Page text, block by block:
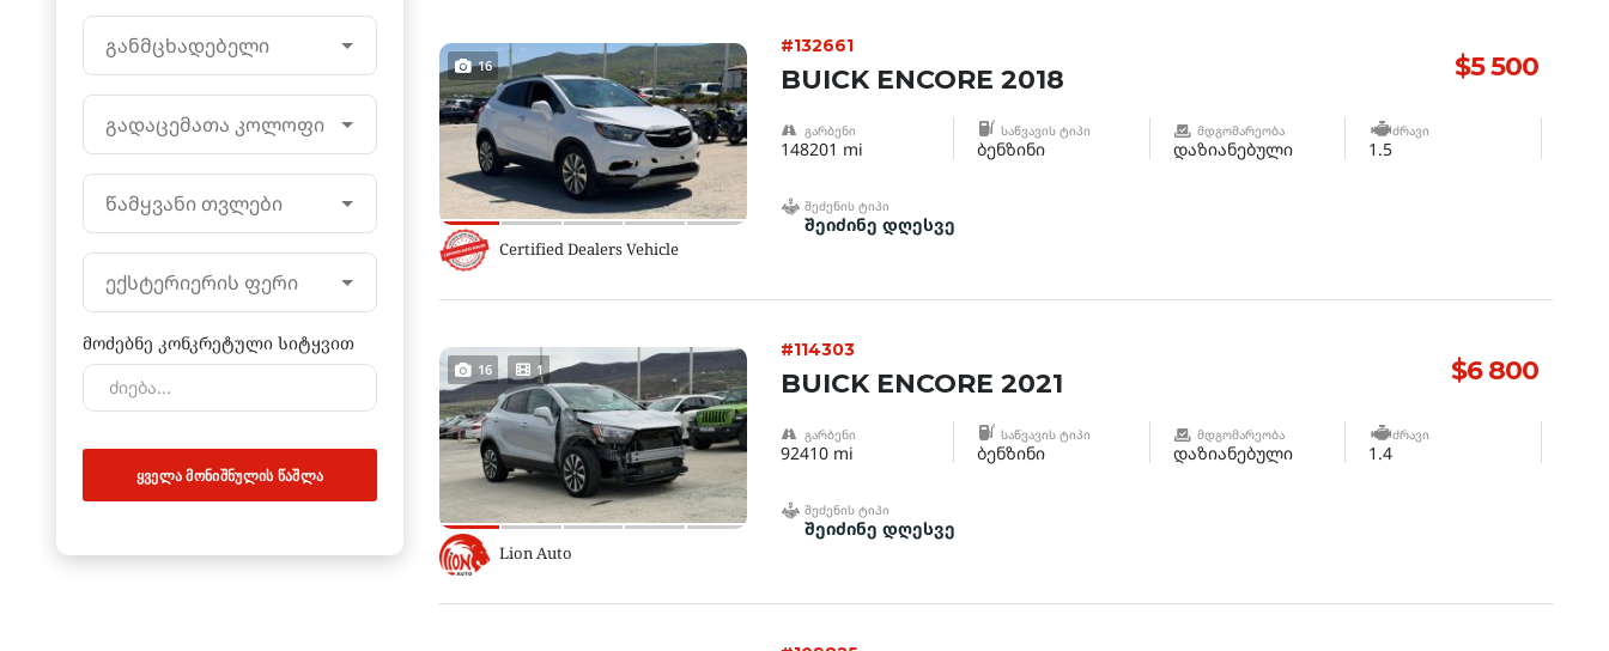
განმცხადებელი
გადაცემათა კოლოფი
წამყვანი თვლები
ექსტერიერის ფერი
მოძებნე კონკრეტული სიტყვით
ᲧᲕᲔᲚᲐ ᲛᲝᲜᲘᲨᲜᲣᲚᲘᲡ ᲬᲐᲨᲚᲐ
16
Certified Dealers Vehicle
$5 500
#132661
BUICK ENCORE 2018
ᲒᲐᲠᲑᲔᲜᲘ
148201 mi
ᲡᲐᲬᲕᲐᲕᲘᲡ ᲢᲘᲞᲘ
ბენზინი
ᲛᲓᲒᲝᲛᲐᲠᲔᲝᲑᲐ
დაზიანებული
ᲫᲠᲐᲕᲘ
1.5
ᲨᲔᲫᲔᲜᲘᲡ ᲢᲘᲞᲘ
შეიძინე დღესვე
16 1
Lion Auto
$6 800
#114303
BUICK ENCORE 2021
ᲒᲐᲠᲑᲔᲜᲘ
92410 mi
ᲡᲐᲬᲕᲐᲕᲘᲡ ᲢᲘᲞᲘ
ბენზინი
ᲛᲓᲒᲝᲛᲐᲠᲔᲝᲑᲐ
დაზიანებული
ᲫᲠᲐᲕᲘ
1.4
ᲨᲔᲫᲔᲜᲘᲡ ᲢᲘᲞᲘ
შეიძინე დღესვე